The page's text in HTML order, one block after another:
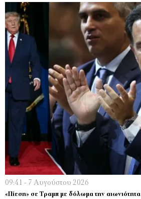
09:41 - 7 Αυγούστου 2026
«Πίεση» σε Τραμπ με δόλωμα την αιωνιότητα